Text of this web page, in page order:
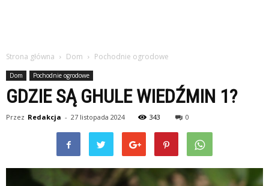
Strona główna Dom Pochodnie ogrodowe
Dom Pochodnie ogrodowe
GDZIE SĄ GHULE WIEDŹMIN 1?
Przez Redakcja - 27 listopada 2024 343 0